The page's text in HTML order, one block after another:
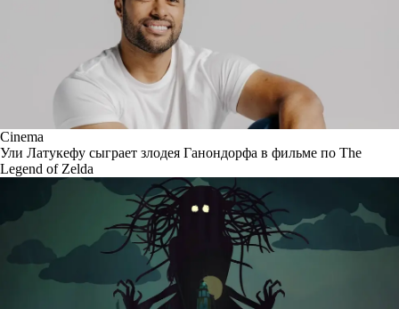
Cinema
Ули Латукефу сыграет злодея Ганондорфа в фильме по The
Legend of Zelda